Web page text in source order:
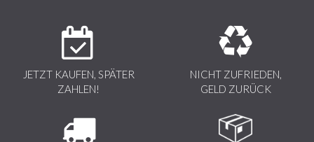
JETZT KAUFEN, SPÄTER
ZAHLEN!
NICHT ZUFRIEDEN,
GELD ZURÜCK